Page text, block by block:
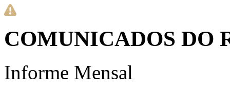
COMUNICADOS DO
Informe Mensal